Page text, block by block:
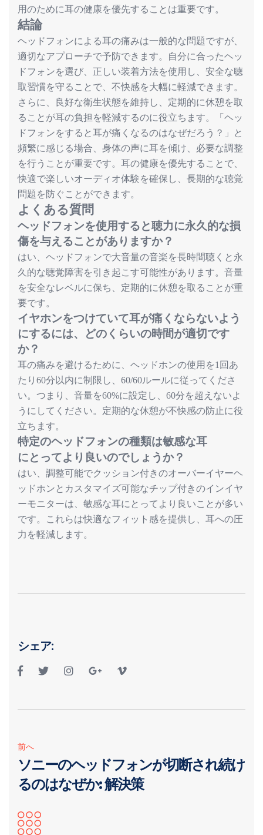
用のために耳の健康を優先することは重要です。
結論
ヘッドフォンによる耳の痛みは一般的な問題ですが、
適切なアプローチで予防できます。自分に合ったヘッ
ドフォンを選び、正しい装着方法を使用し、安全な聴
取習慣を守ることで、不快感を大幅に軽減できます。
さらに、良好な衛生状態を維持し、定期的に休憩を取
ることが耳の負担を軽減するのに役立ちます。「ヘッ
ドフォンをすると耳が痛くなるのはなぜだろう？」と
頻繁に感じる場合、身体の声に耳を傾け、必要な調整
を行うことが重要です。耳の健康を優先することで、
快適で楽しいオーディオ体験を確保し、長期的な聴覚
問題を防ぐことができます。
よくある質問
ヘッドフォンを使用すると聴力に永久的な損
傷を与えることがありますか？
はい、ヘッドフォンで大音量の音楽を長時間聴くと永
久的な聴覚障害を引き起こす可能性があります。音量
を安全なレベルに保ち、定期的に休憩を取ることが重
要です。
イヤホンをつけていて耳が痛くならないよう
にするには、どのくらいの時間が適切です
か？
耳の痛みを避けるために、ヘッドホンの使用を1 回あ
たり 60分以内に制限し、 60/60ルールに従ってくださ
い。つまり、音量を60%に設定し、 60分を超えないよ
うにしてください。定期的な休憩が不快感の防止に役
立ちます。
特定のヘッドフォンの種類は敏感な耳
にとってより 良いのでしょうか？
はい、調整可能でクッション付きのオーバーイヤーヘ
ッドホンとカスタマイズ可能なチップ付きのインイヤ
ーモニターは、敏感な耳にとってより良いことが多い
です。これらは快適なフィット感を提供し、耳への圧
力を軽減します。
シェア:
前へ
ソニーのヘッドフォンが切断され続け
るのはなぜか: 解決策